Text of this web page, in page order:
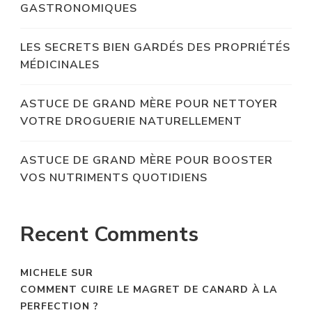
GASTRONOMIQUES
LES SECRETS BIEN GARDÉS DES PROPRIÉTÉS
MÉDICINALES
ASTUCE DE GRAND MÈRE POUR NETTOYER
VOTRE DROGUERIE NATURELLEMENT
ASTUCE DE GRAND MÈRE POUR BOOSTER
VOS NUTRIMENTS QUOTIDIENS
Recent Comments
MICHELE SUR
COMMENT CUIRE LE MAGRET DE CANARD À LA
PERFECTION ?